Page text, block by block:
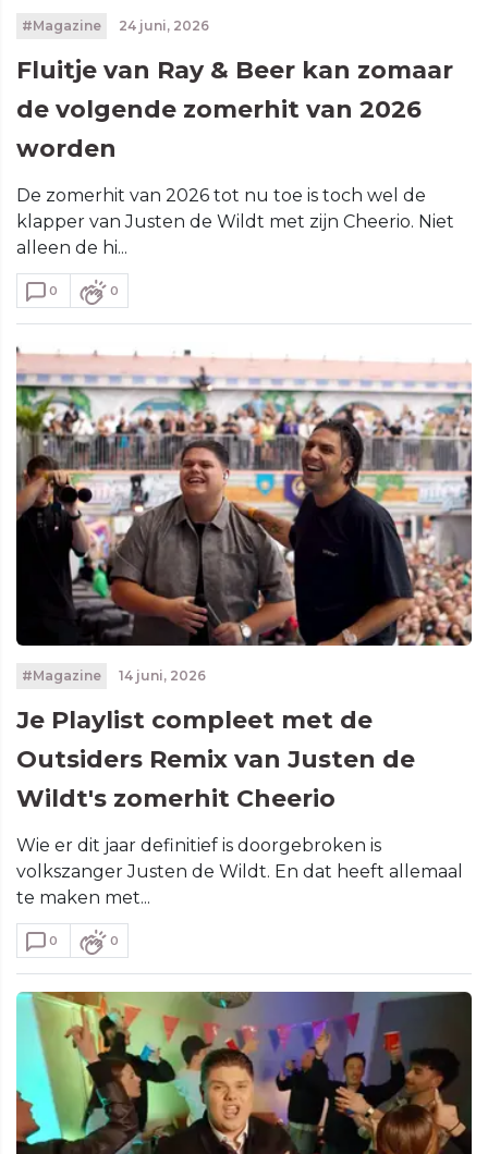
#Magazine 24 juni, 2026
Fluitje van Ray & Beer kan zomaar
de volgende zomerhit van 2026
worden
De zomerhit van 2026 tot nu toe is toch wel de
klapper van Justen de Wildt met zijn Cheerio. Niet
alleen de hi...
0 0
#Magazine 14 juni, 2026
Je Playlist compleet met de
Outsiders Remix van Justen de
Wildt's zomerhit Cheerio
Wie er dit jaar definitief is doorgebroken is
volkszanger Justen de Wildt. En dat heeft allemaal
te maken met...
0 0